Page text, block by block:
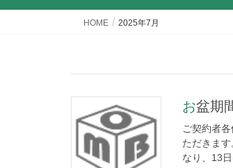
HOME 2025年7月
お盆
ご契約者
ただきま
なり、13